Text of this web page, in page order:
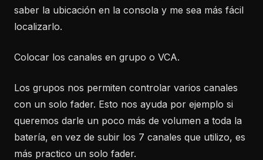
saber la ubicación en la consola y me sea más fácil
localizarlo.
Colocar los canales en grupo o VCA.
Los grupos nos permiten controlar varios canales
con un solo fader. Esto nos ayuda por ejemplo si
queremos darle un poco más de volumen a toda la
batería, en vez de subir los 7 canales que utilizo, es
más practico un solo fader.